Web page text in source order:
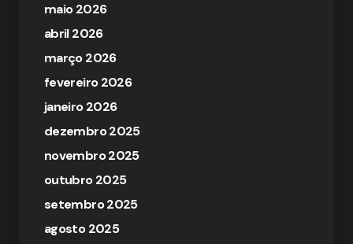
maio 2026
abril 2026
março 2026
fevereiro 2026
janeiro 2026
dezembro 2025
novembro 2025
outubro 2025
setembro 2025
agosto 2025